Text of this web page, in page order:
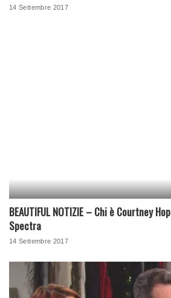
14 Settembre 2017
BEAUTIFUL NOTIZIE – Chi è Courtney
Spectra
14 Settembre 2017